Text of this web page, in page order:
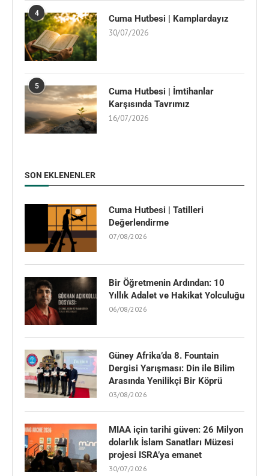
4 Cuma Hutbesi | Kamplardayız
30/07/2026
5
Cuma Hutbesi | İmtihanlar
Karşısında Tavrımız
16/07/2026
SON EKLENENLER
Cuma Hutbesi | Tatilleri
Değerlendirme
07/08/2026
Bir Öğretmenin Ardından: 10
Yıllık Adalet ve Hakikat Yolculuğu
06/08/2026
Güney Afrika’da 8. Fountain
Dergisi Yarışması: Din ile Bilim
Arasında Yenilikçi Bir Köprü
03/08/2026
MIAA için tarihi güven: 26 Milyon
dolarlık İslam Sanatları Müzesi
projesi ISRA’ya emanet
30/07/2026